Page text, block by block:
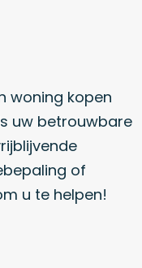
woning kopen
uw betrouwbare
of
u te helpen!